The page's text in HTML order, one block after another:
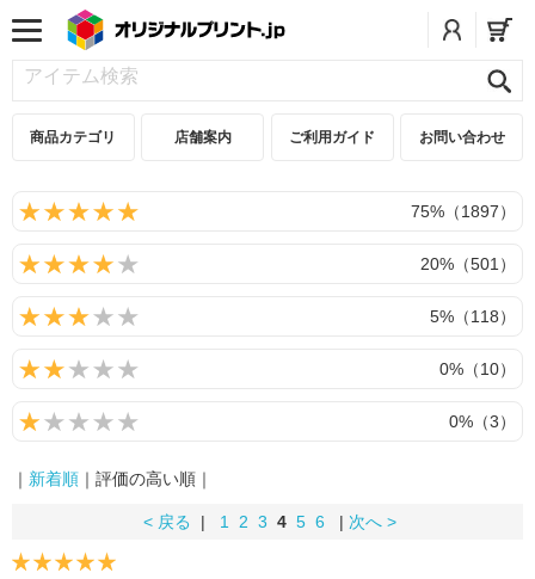
商品カテゴリ 店舗案内 ご利用ガイド お問い合わせ
75%（1897）
20%（501）
5%（118）
0%（10）
0%（3）
｜ 新着順 ｜評価の高い順｜
< 戻る | 1 2 3 4 5 6 | 次へ >